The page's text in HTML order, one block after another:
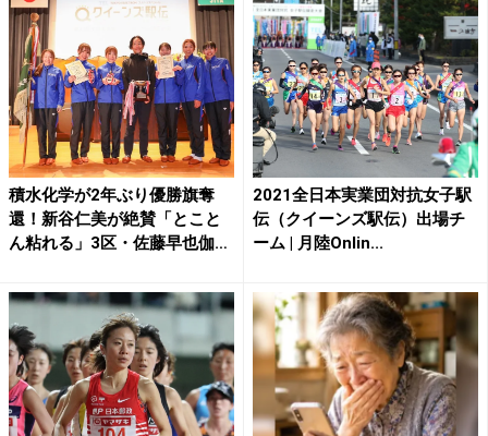
積水化学が2年ぶり優勝旗奪
還！新谷仁美が絶賛「とこと
ん粘れる」3区・佐藤早也伽
2021全日本実業団対抗女子駅
伝（クイーンズ駅伝）出場チ
ーム | 月陸Onlin...